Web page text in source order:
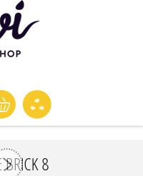
BRICK 8